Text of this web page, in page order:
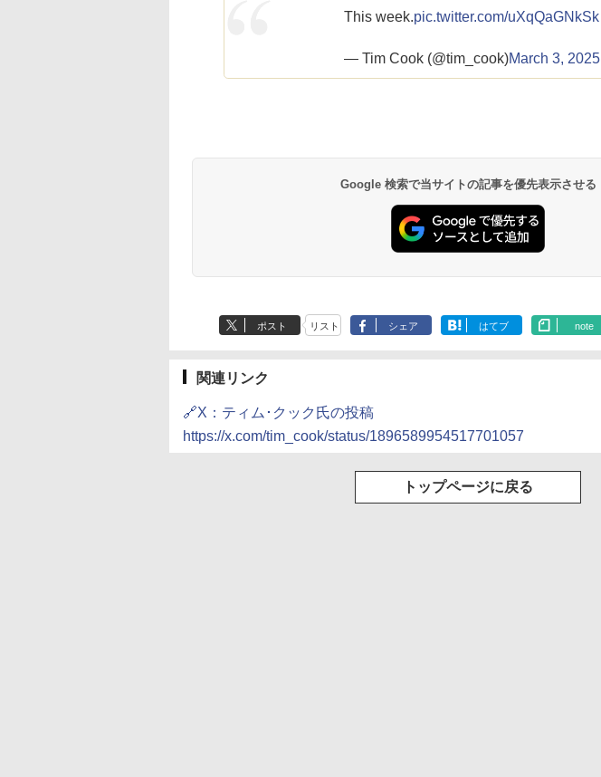
This week.pic.twitter.com/uXqQaGNkSk
— Tim Cook (@tim_cook)March 3, 2025
Google 検索で当サイトの記事を優先表示させる
ポスト リスト シェア はてブ note
関連リンク
🔗X：ティム･クック氏の投稿
https://x.com/tim_cook/status/1896589954517701057
トップページに戻る